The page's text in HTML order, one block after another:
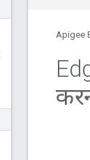
Apigee